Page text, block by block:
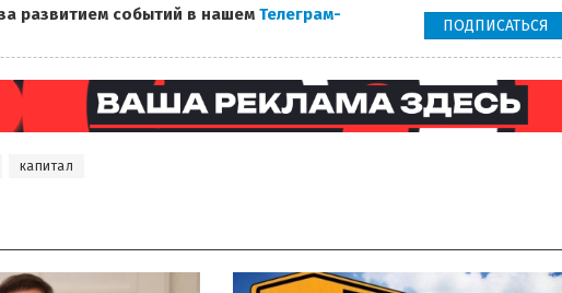
развитием событий в нашем Телеграм-
ПОДПИСАТЬСЯ
капитал